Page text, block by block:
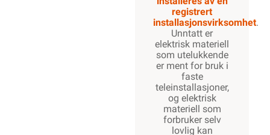
registrert
installasjonsvirksomhet.
Unntatt er
elektrisk materiell
som utelukkende
er ment for bruk i
faste
teleinstallasjoner,
og elektrisk
materiell som
forbruker selv
lovlig kan